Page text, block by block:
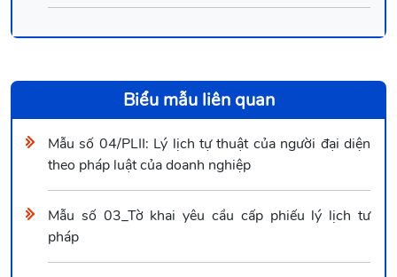
Biểu mẫu liên quan
Mẫu số 04/PLII: Lý lịch tự thuật của người đại diện
theo pháp luật của doanh nghiệp
Mẫu số 03_Tờ khai yêu cầu cấp phiếu lý lịch tư
pháp